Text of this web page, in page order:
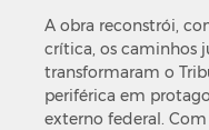
A obra reconstrói,
crítica, os caminhos
transformaram o
periférica em
externo federal.